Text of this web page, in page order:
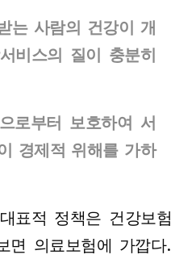
는 사람의 건강이 개
비스의 질이 충분히
로부터 보호하여 서
경제적 위해를 가하
표적 정책은 건강보험
면 의료보험에 가깝다.